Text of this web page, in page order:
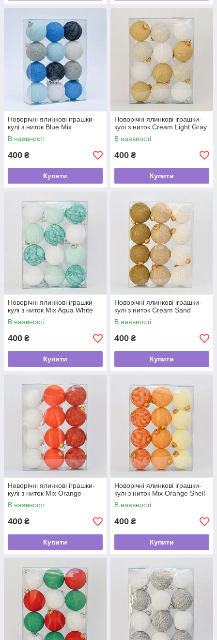
Новорічні ялинкові іграшки-
кулі з ниток Blue Mix
В наявності
400 ₴
Купити
Новорічні ялинкові іграшки-
кулі з ниток Cream Light Gray
В наявності
400 ₴
Купити
Новорічні ялинкові іграшки-
кулі з ниток Mix Aqua White
В наявності
400 ₴
Купити
Новорічні ялинкові іграшки-
кулі з ниток Cream Sand
В наявності
400 ₴
Купити
Новорічні ялинкові іграшки-
кулі з ниток Mix Orange
В наявності
400 ₴
Купити
Новорічні ялинкові іграшки-
кулі з ниток Mix Orange Shell
В наявності
400 ₴
Купити